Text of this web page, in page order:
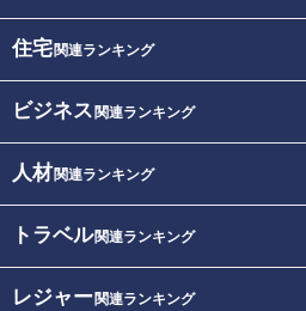
住宅関連ランキング
ビジネス 関連ランキング
人材関連ランキング
トラベル関連ランキング
レジャー関連ランキング